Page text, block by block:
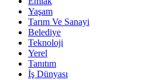
Yaşam
Tarım Ve Sanayi
Belediye
Teknoloji
Yerel
Tanıtım
İş Dünyası